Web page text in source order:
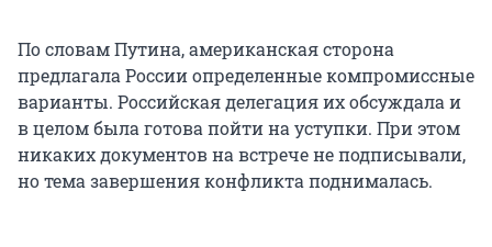
По словам Путина, американская сторона
предлагала России определенные компромиссные
варианты. Российская делегация их обсуждала и
в целом была готова пойти на уступки. При этом
никаких документов на встрече не подписывали,
но тема завершения конфликта поднималась.